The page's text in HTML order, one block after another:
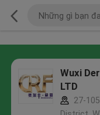
Wuxi
LTD
27-